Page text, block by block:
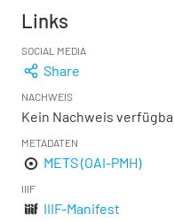
Links
SOCIAL MEDIA
Share
NACHWEIS
Kein Nachweis
METADATEN
METS (OAI-PMH)
IIIF
IIIF-Manifest